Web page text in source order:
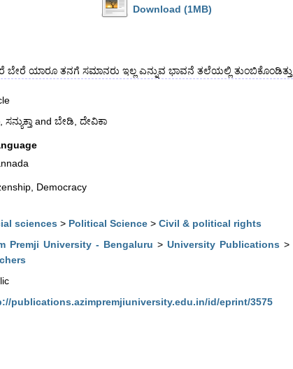
Download (1MB)
ಬೇರೆ ಯಾರೂ ತನಗೆ ಸಮಾನರು ಇಲ್ಲ ಎನ್ನುವ ಭಾವನೆ ತಲೆಯಲ್ಲಿ ತುಂಬಿಕೊಂಡಿತ್ತು.
and ಬೇಡಿ, ದೇವಿಕಾ
Democracy
sciences > Political Science > Civil & political rights
Premji University - Bengaluru > University Publications >
publications.azimpremjiuniversity.edu.in/id/eprint/3575